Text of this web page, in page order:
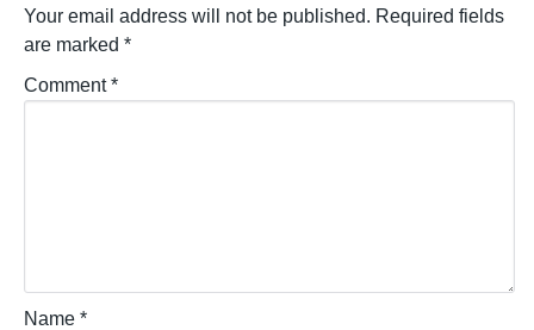
Your email address will not be published. Required fields
are marked *
Comment*
Name *